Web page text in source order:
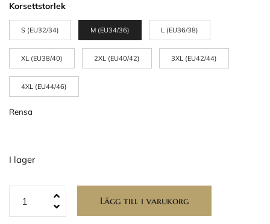
Korsettstorlek
S (EU32/34) M (EU34/36) L (EU36/38)
XL (EU38/40) 2XL (EU40/42) 3XL (EU42/44)
4XL (EU44/46)
Rensa
I lager
Lägg till i varukorg